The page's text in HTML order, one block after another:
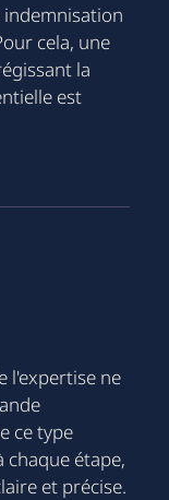
cela, une
la
est
l'expertise ne
ce type
chaque étape,
et précise.